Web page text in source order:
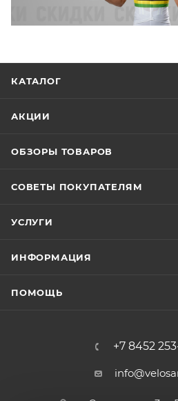
КАТАЛОГ
АКЦИИ
ОБЗОРЫ ТОВАРОВ
СОВЕТЫ ПОКУПАТЕЛЯМ
УСЛУГИ
ИНФОРМАЦИЯ
ПОМОЩЬ
+7 8452